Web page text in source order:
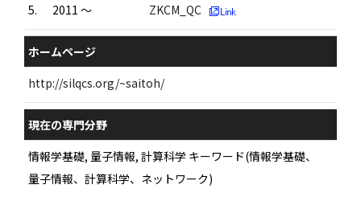
5. 2011 ～ ZKCM_QC
ホームページ
http://silqcs.org/~saitoh/
現在の専門分野
情報学基礎, 量子情報, 計算科学 キーワード(情報学基礎、
量子情報、計算科学、ネットワーク)